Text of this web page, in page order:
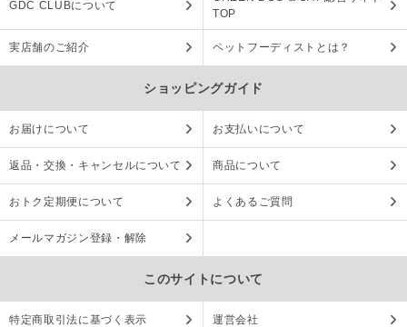
GDC CLUBについて
TOP
実店舗のご紹介 ペットフーディストとは？
ショッピングガイド
お届けについて お支払いについて
返品・交換・キャンセルについて 商品について
おトク定期便について よくあるご質問
メールマガジン登録・解除
このサイトについて
特定商取引法に基づく表示 運営会社